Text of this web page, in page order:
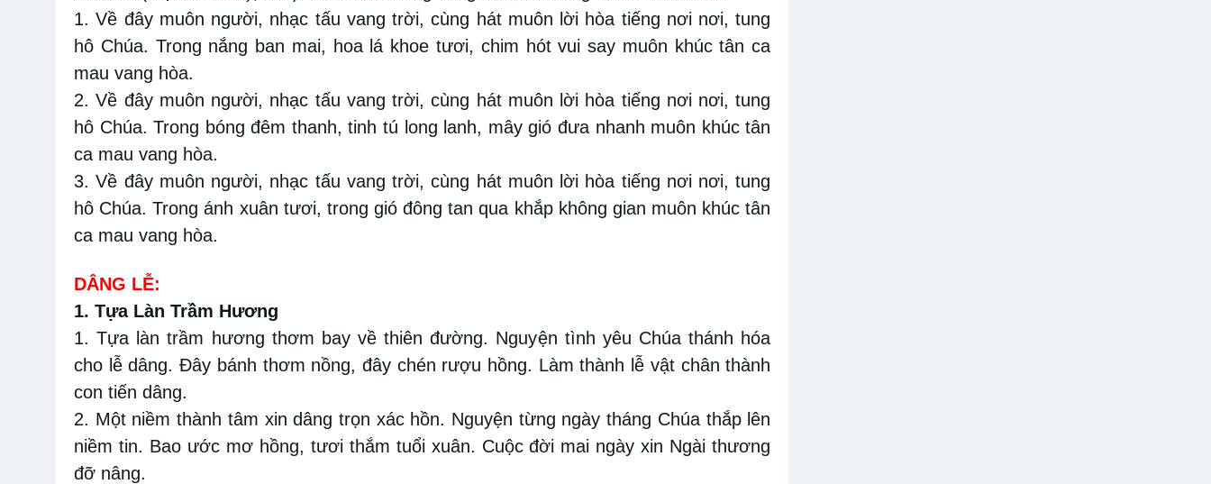
1. Về đây muôn người, nhạc tấu vang trời, cùng hát muôn lời hòa tiếng nơi nơi, tung
hô Chúa. Trong nắng ban mai, hoa lá khoe tươi, chim hót vui say muôn khúc tân ca
mau vang hòa.
2. Về đây muôn người, nhạc tấu vang trời, cùng hát muôn lời hòa tiếng nơi nơi, tung
hô Chúa. Trong bóng đêm thanh, tinh tú long lanh, mây gió đưa nhanh muôn khúc tân
ca mau vang hòa.
3. Về đây muôn người, nhạc tấu vang trời, cùng hát muôn lời hòa tiếng nơi nơi, tung
hô Chúa. Trong ánh xuân tươi, trong gió đông tan qua khắp không gian muôn khúc tân
ca mau vang hòa.
DÂNG LỄ:
1. Tựa Làn Trầm Hương
1. Tựa làn trầm hương thơm bay về thiên đường. Nguyện tình yêu Chúa thánh hóa
cho lễ dâng. Đây bánh thơm nồng, đây chén rượu hồng. Làm thành lễ vật chân thành
con tiến dâng.
2. Một niềm thành tâm xin dâng trọn xác hồn. Nguyện từng ngày tháng Chúa thắp lên
niềm tin. Bao ước mơ hồng, tươi thắm tuổi xuân. Cuộc đời mai ngày xin Ngài thương
đỡ nâng.